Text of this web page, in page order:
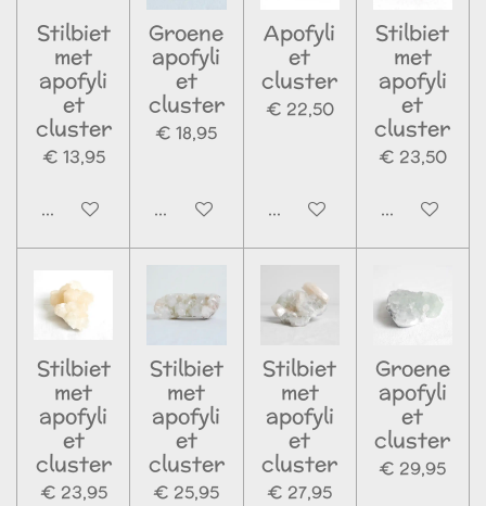
Stilbiet
met
apofyli
et
cluster
€ 13,95
In winkelwagen
Groene
apofyli
et
cluster
€ 18,95
In winkelwagen
Apofyli
et
cluster
€ 22,50
In winkelwagen
Stilbiet
met
apofyli
et
cluster
€ 23,50
In
Stilbiet
met
apofyli
et
cluster
€ 23,95
Stilbiet
met
apofyli
et
cluster
€ 25,95
Stilbiet
met
apofyli
et
cluster
€ 27,95
Groene
apofyli
et
cluster
€ 29,95